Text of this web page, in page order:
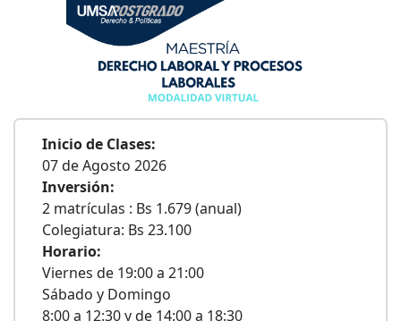
Inicio de Clases:
07 de Agosto 2026
Inversión:
2 matrículas : Bs 1.679 (anual)
Colegiatura: Bs 23.100
Horario:
Viernes de 19:00 a 21:00
Sábado y Domingo
8:00 a 12:30 y de 14:00 a 18:30